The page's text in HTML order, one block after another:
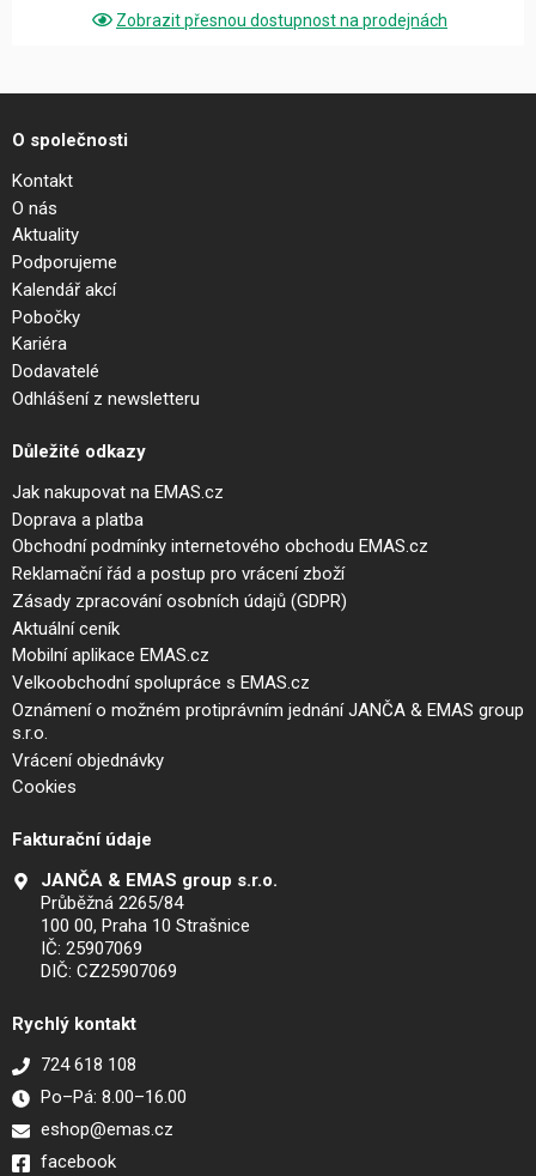
Zobrazit přesnou dostupnost na prodejnách
O společnosti
Kontakt
O nás
Aktuality
Podporujeme
Kalendář akcí
Pobočky
Kariéra
Dodavatelé
Odhlášení z newsletteru
Důležité odkazy
Jak nakupovat na EMAS.cz
Doprava a platba
Obchodní podmínky internetového obchodu EMAS.cz
Reklamační řád a postup pro vrácení zboží
Zásady zpracování osobních údajů (GDPR)
Aktuální ceník
Mobilní aplikace EMAS.cz
Velkoobchodní spolupráce s EMAS.cz
Oznámení o možném protiprávním jednání JANČA & EMAS group
s.r.o.
Vrácení objednávky
Cookies
Fakturační údaje
JANČA & EMAS group s.r.o.
Průběžná 2265/84
100 00, Praha 10 Strašnice
IČ: 25907069
DIČ: CZ25907069
Rychlý kontakt
724 618 108
Po–Pá: 8.00–16.00
eshop@emas.cz
facebook